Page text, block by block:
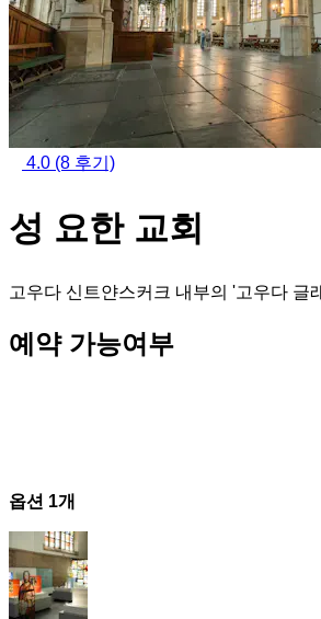
4.0 (8 후기)
성 요한 교회
고우다 신트얀스커크 내부의 '고우다 글
예약 가능여부
옵션 1개